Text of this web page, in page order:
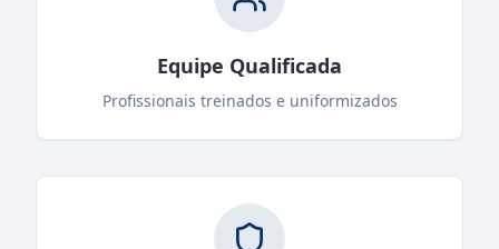
Equipe Qualificada
Profissionais treinados e uniformizados